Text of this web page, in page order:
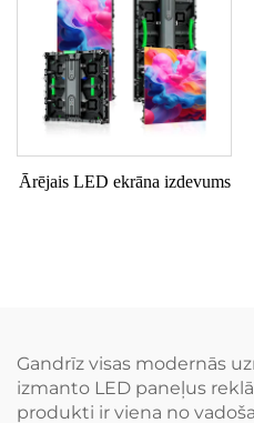
Ārējais LED ekrāna izdevums
Gandrīz visas modernās
izmanto LED paneļus
produkti ir viena no